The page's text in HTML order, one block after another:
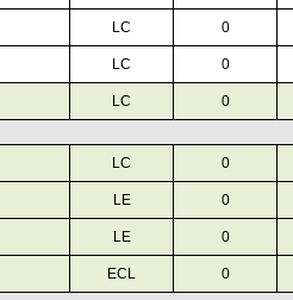
LC 0
LC 0
LC 0
LC 0
LE 0
LE 0
ECL 0